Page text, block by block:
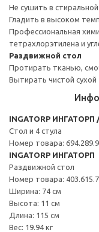
Не сушить в
Гладить в высоком
Профессиональная
тетрахлорэтилена и
Раздвижной стол
Протирать тканью,
Вытирать чистой сухой
INGATORP ИНГАТОРП
Стол и 4 стула
Номер товара:
INGATORP ИНГАТОРП
Раздвижной стол
Номер товара:
Ширина: 74 см
Высота: 11 см
Длина: 115 см
Вес: 19.94 кг